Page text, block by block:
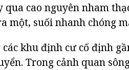
qua cao nguyên nham
một, suối nhanh chóng
khu định cư cố định
Trong cảnh quan